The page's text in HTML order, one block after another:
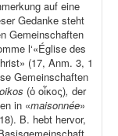
auf eine
Gedanke steht
Gemeinschaften
l‘«Église des
(17, Anm. 3, 1
Gemeinschaften
oikos (ὁ οἶκος), der
in «maisonnée»
B. hebt hervor,